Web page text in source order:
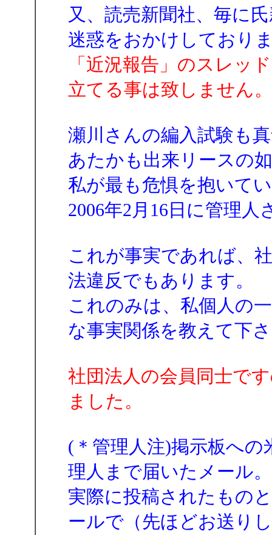
又、読売新聞社、毎に
迷惑をおかけしており
「近況報告」のスレッ
立てる事は致しません。
瀬川さんの編入試験も
あたかも出来リースの
私が最も危惧を抱いて
2006年2月16日に管理
これが事実であれば、
法違反でもあります。
これのみは、私個人の
な事実関係を教えて下
社団法人の会員同士で
ました。
(＊管理人注)掲示板へ
理人まで届いたメール。
実際に投稿されたもの
ールで（先ほどお送り